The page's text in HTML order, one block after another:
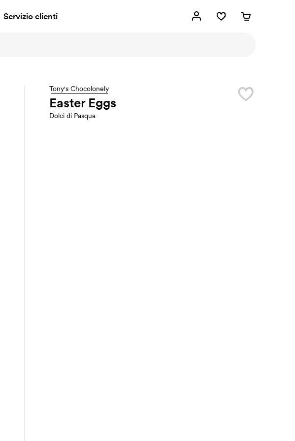
Servizio clienti
Tony's Chocolonely
Easter Eggs
Dolci di Pasqua